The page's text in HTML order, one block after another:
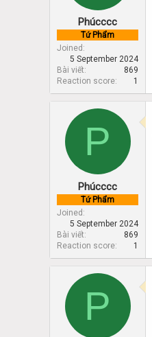
Phúcccc
Tứ Phẩm
Joined
5 September 2024
Bài viết
869
Reaction score
1
P
Phúcccc
Tứ Phẩm
Joined
5 September 2024
Bài viết
869
Reaction score
1
P